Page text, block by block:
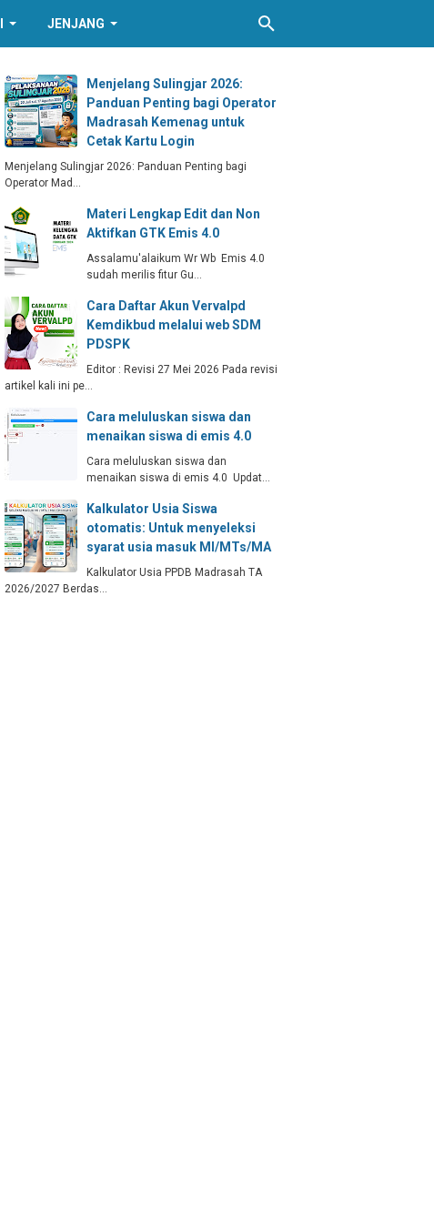
JENJANG
Menjelang Sulingjar 2026:
Panduan Penting bagi Operator
Madrasah Kemenag untuk
Cetak Kartu Login
Menjelang Sulingjar 2026: Panduan Penting bagi
Operator Mad…
Materi Lengkap Edit dan Non
Aktifkan GTK Emis 4.0
Assalamu'alaikum Wr Wb Emis 4.0
sudah merilis fitur Gu…
Cara Daftar Akun Vervalpd
Kemdikbud melalui web SDM
PDSPK
Editor : Revisi 27 Mei 2026 Pada revisi
artikel kali ini pe…
Cara meluluskan siswa dan
menaikan siswa di emis 4.0
Cara meluluskan siswa dan
menaikan siswa di emis 4.0 Updat…
Kalkulator Usia Siswa
otomatis: Untuk menyeleksi
syarat usia masuk MI/MTs/MA
Kalkulator Usia PPDB Madrasah TA
2026/2027 Berdas…